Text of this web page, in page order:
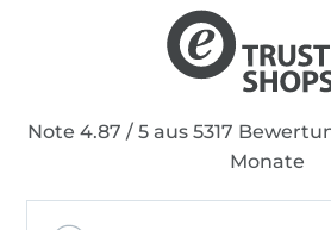
Note 4.87 / 5 aus 5317
Monate